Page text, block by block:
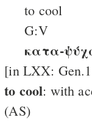
to cool
G:V
κατα-
to cool: with
(AS)